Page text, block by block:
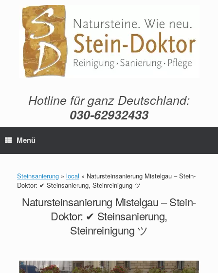
springen
Hotline für ganz Deutschland:
030-62932433
Menü
Steinsanierung » local » Natursteinsanierung Mistelgau – Stein-
Doktor: ✔ Steinsanierung, Steinreinigung ツ
Natursteinsanierung Mistelgau – Stein-
Doktor: ✔ Steinsanierung,
Steinreinigung ツ